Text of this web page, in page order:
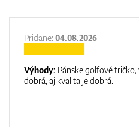
Pridane: 04.08.2026
Výhody: Pánske golfové
dobrá, aj kvalita je dobrá.